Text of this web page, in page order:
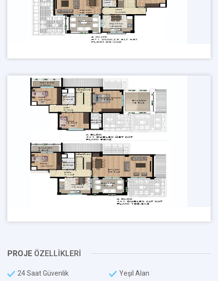
PROJE ÖZELLİKLERİ
24 Saat Güvenlik
Yeşil Alan